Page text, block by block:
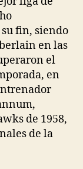
fin, siendo
en las
el
en
de 1958,
de la